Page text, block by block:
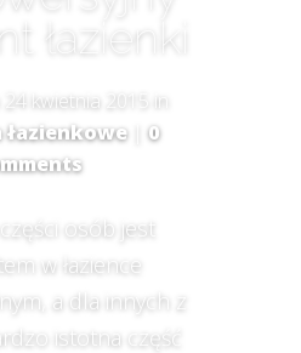
łazienki
kwietnia 2015 in
|0
osób jest
w łazience
a dla innych z
istotna część